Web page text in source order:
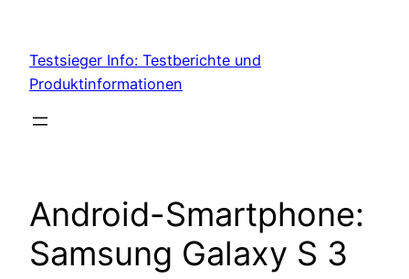
content
Testsieger Info: Testberichte und
Produktinformationen
Android-Smartphone:
Samsung Galaxy S 3